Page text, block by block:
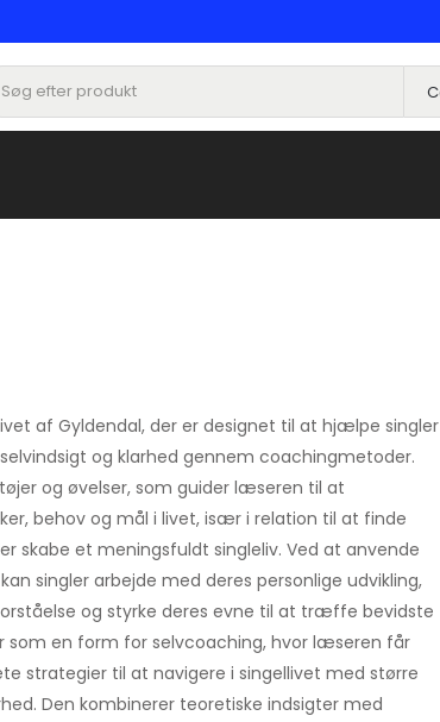
af Gyldendal, der er designet til at hjælpe singler
og klarhed gennem coachingmetoder.
og øvelser, som guider læseren til at
behov og mål i livet, især i relation til at finde
skabe et meningsfuldt singleliv. Ved at anvende
singler arbejde med deres personlige udvikling,
og styrke deres evne til at træffe bevidste
som en form for selvcoaching, hvor læseren får
strategier til at navigere i singellivet med større
Den kombinerer teoretiske indsigter med